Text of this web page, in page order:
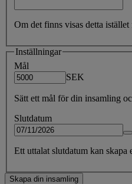
Om det finns visas detta
Inställningar
Mål
SEK
Sätt ett mål för din insamling
Slutdatum
Ett uttalat slutdatum kan skapa
Skapa din insamling